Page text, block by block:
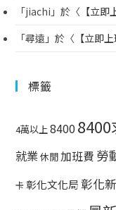
「jiachi 」於〈 【立
「尋遠 」於〈 【立即
標籤
4萬以上8400
就業休閒加班費 勞
卡彰化文化局 彰化